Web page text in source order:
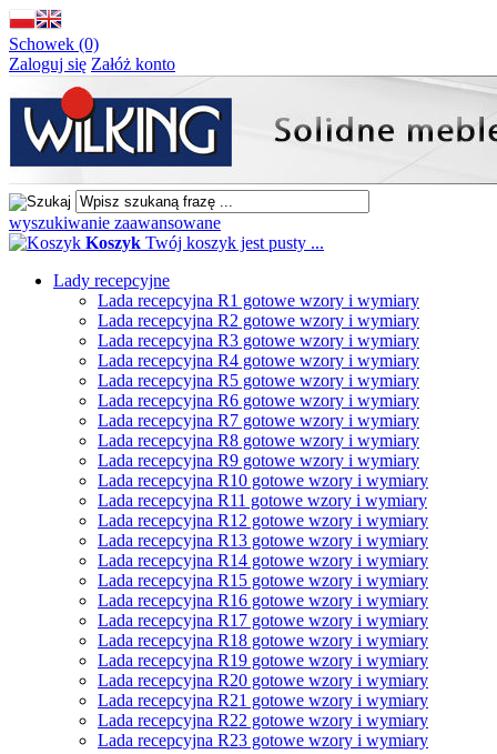
Schowek (0)
Zaloguj się Załóż konto
wyszukiwanie zaawansowane
Koszyk Twój koszyk jest pusty ...
Lady recepcyjne
Lada recepcyjna R1 gotowe wzory i wymiary
Lada recepcyjna R2 gotowe wzory i wymiary
Lada recepcyjna R3 gotowe wzory i wymiary
Lada recepcyjna R4 gotowe wzory i wymiary
Lada recepcyjna R5 gotowe wzory i wymiary
Lada recepcyjna R6 gotowe wzory i wymiary
Lada recepcyjna R7 gotowe wzory i wymiary
Lada recepcyjna R8 gotowe wzory i wymiary
Lada recepcyjna R9 gotowe wzory i wymiary
Lada recepcyjna R10 gotowe wzory i wymiary
Lada recepcyjna R11 gotowe wzory i wymiary
Lada recepcyjna R12 gotowe wzory i wymiary
Lada recepcyjna R13 gotowe wzory i wymiary
Lada recepcyjna R14 gotowe wzory i wymiary
Lada recepcyjna R15 gotowe wzory i wymiary
Lada recepcyjna R16 gotowe wzory i wymiary
Lada recepcyjna R17 gotowe wzory i wymiary
Lada recepcyjna R18 gotowe wzory i wymiary
Lada recepcyjna R19 gotowe wzory i wymiary
Lada recepcyjna R20 gotowe wzory i wymiary
Lada recepcyjna R21 gotowe wzory i wymiary
Lada recepcyjna R22 gotowe wzory i wymiary
Lada recepcyjna R23 gotowe wzory i wymiary